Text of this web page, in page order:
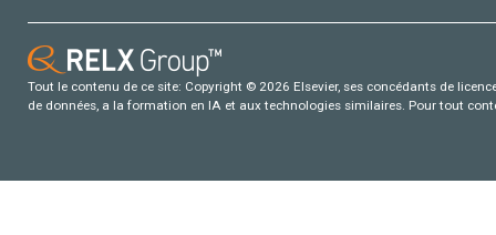
Tout le contenu de ce site: Copyright © 2026 Elsevier, ses concédants de
de données, a la formation en IA et aux technologies similaires. Pour tout